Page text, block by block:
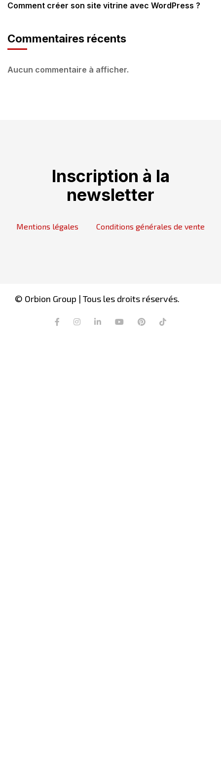
Comment créer son site vitrine avec WordPress ?
Commentaires récents
Aucun commentaire à afficher.
Inscription à la
newsletter
Mentions légales Conditions générales de vente
© Orbion Group | Tous les droits réservés.